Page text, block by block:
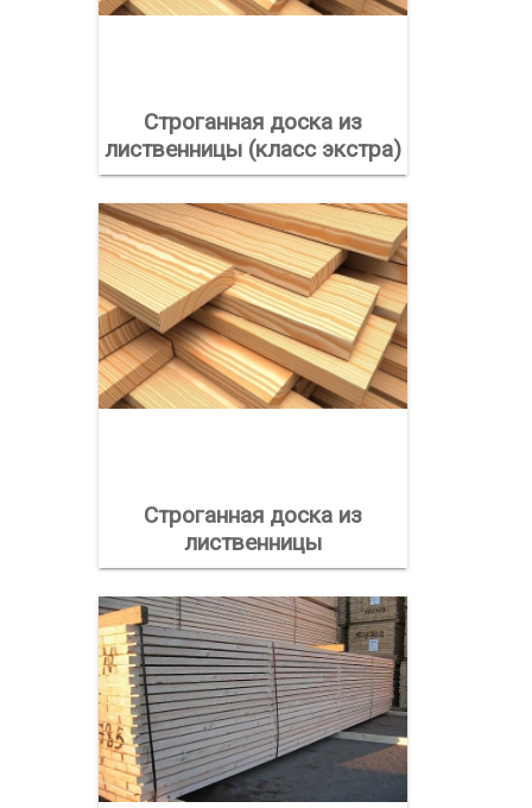
Строганная доска из
лиственницы (класс экстра)
Строганная доска из
лиственницы